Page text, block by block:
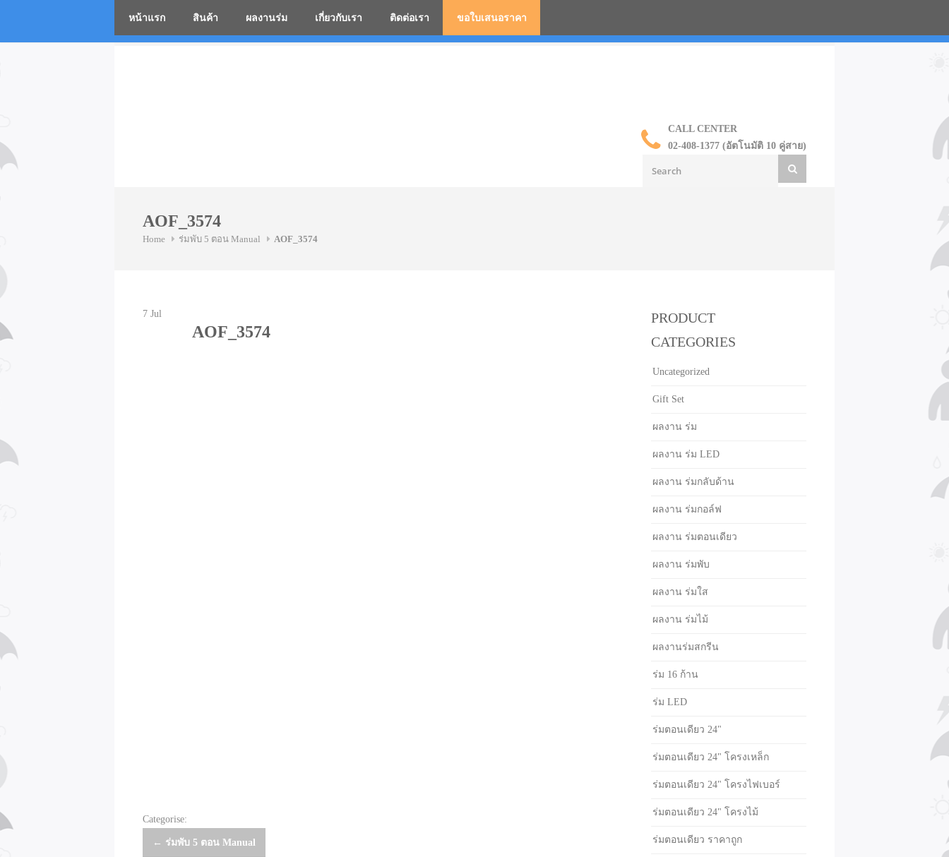
CALL CENTER
02-408-1377 (อัตโนมัติ 10 คู่สาย)
หน้าแรก สินค้า ผลงานร่ม เกี่ยวกับเรา ติดต่อเรา ขอใบเสนอราคา
AOF_3574
Home ร่มพับ 5 ตอน Manual AOF_3574
7 Jul
AOF_3574
Categorise:
Post
← ร่มพับ 5 ตอน Manual
PRODUCT
CATEGORIES
Uncategorized
Gift Set
ผลงาน ร่ม
ผลงาน ร่ม LED
ผลงาน ร่มกลับด้าน
ผลงาน ร่มกอล์ฟ
ผลงาน ร่มตอนเดียว
ผลงาน ร่มพับ
ผลงาน ร่มใส
ผลงาน ร่มไม้
ผลงานร่มสกรีน
ร่ม 16 ก้าน
ร่ม LED
ร่มตอนเดียว 24"
ร่มตอนเดียว 24" โครงเหล็ก
ร่มตอนเดียว 24" โครงไฟเบอร์
ร่มตอนเดียว 24" โครงไม้
ร่มตอนเดียว ราคาถูก
โรงงานร่มสกรีนโลโก้ ร่มพรีเมี่ยม ร่มตอนเดียว ร่มกอล์ฟ ร่มกลับด้าน ราคาส่ง